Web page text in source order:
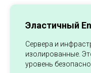
Эластичный
Сервера и
изолированные.
уровень